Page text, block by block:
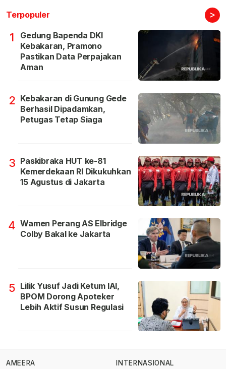
Terpopuler >
1
Gedung Bapenda DKI
Kebakaran, Pramono
Pastikan Data Perpajakan
Aman
2 Kebakaran di Gunung Gede
Berhasil Dipadamkan,
Petugas Tetap Siaga
3 Paskibraka HUT ke-81
Kemerdekaan RI Dikukuhkan
15 Agustus di Jakarta
4 Wamen Perang AS Elbridge
Colby Bakal ke Jakarta
5 Lilik Yusuf Jadi Ketum IAI,
BPOM Dorong Apoteker
Lebih Aktif Susun Regulasi
AMEERA INTERNASIONAL